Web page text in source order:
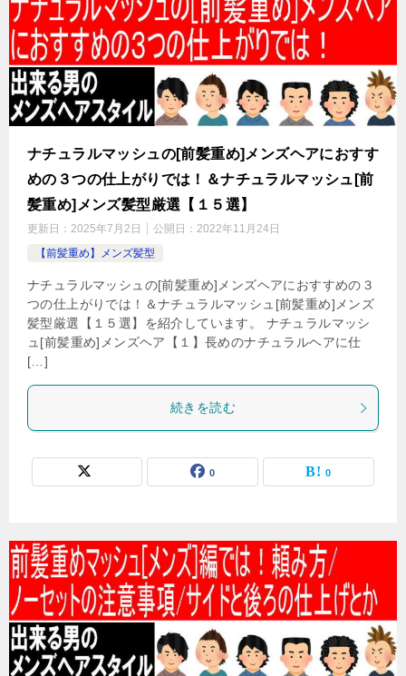
ナチュラルマッシュの[前髪重め]メンズヘアにおすす
めの３つの仕上がりでは！＆ナチュラルマッシュ[前
髪重め]メンズ髪型厳選【１５選】
更新日： 2025年7月2日 公開日： 2022年11月24日
【前髪重め】メンズ髪型
ナチュラルマッシュの[前髪重め]メンズヘアにおすすめの３
つの仕上がりでは！＆ナチュラルマッシュ[前髪重め]メンズ
髪型厳選【１５選】を紹介しています。 ナチュラルマッシ
ュ[前髪重め]メンズヘア【１】長めのナチュラルヘアに仕
[…]
続きを読む
0 0